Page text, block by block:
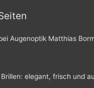
Augenoptik Matthias
elegant, frisch und